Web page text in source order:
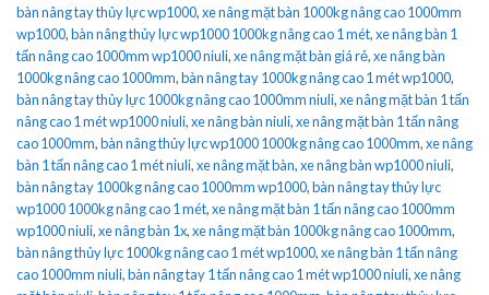
bàn nâng tay thủy lực wp1000,xe nâng mặt bàn 1000kg nâng cao 1000mm
wp1000,bàn nâng thủy lực wp1000 1000kg nâng cao 1 mét,xe nâng bàn 1
tấn nâng cao 1000mm wp1000 niuli,xe nâng mặt bàn giá rẻ,xe nâng bàn
1000kg nâng cao 1000mm,bàn nâng tay 1000kg nâng cao 1 mét wp1000,
bàn nâng tay thủy lực 1000kg nâng cao 1000mm niuli,xe nâng mặt bàn 1 tấn
nâng cao 1 mét wp1000 niuli,xe nâng bàn niuli,xe nâng mặt bàn 1 tấn nâng
cao 1000mm,bàn nâng thủy lực wp1000 1000kg nâng cao 1000mm,xe nâng
bàn 1 tấn nâng cao 1 mét niuli,xe nâng mặt bàn,xe nâng bàn wp1000 niuli,
bàn nâng tay 1000kg nâng cao 1000mm wp1000,bàn nâng tay thủy lực
wp1000 1000kg nâng cao 1 mét,xe nâng mặt bàn 1 tấn nâng cao 1000mm
wp1000 niuli,xe nâng bàn 1x,xe nâng mặt bàn 1000kg nâng cao 1000mm,
bàn nâng thủy lực 1000kg nâng cao 1 mét wp1000,xe nâng bàn 1 tấn nâng
cao 1000mm niuli,bàn nâng tay 1 tấn nâng cao 1 mét wp1000 niuli,xe nâng